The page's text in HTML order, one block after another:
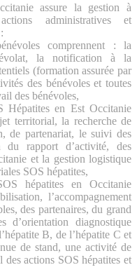
assure la gestion à
administratives et
comprennent : la
la notification à la
(formation assurée par
des bénévoles et toutes
des bénévoles,
Hépatites en Est Occitanie
territorial, la recherche de
de partenariat, le suivi des
du rapport d’activité, des
et la gestion logistique
SOS hépatites,
hépatites en Occitanie
l’accompagnement
des partenaires, du grand
diagnostique
B, de l’hépatite C et
de stand, une activité de
actions SOS hépatites et